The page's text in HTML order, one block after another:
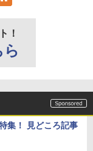
！
集！ 見どころ記事